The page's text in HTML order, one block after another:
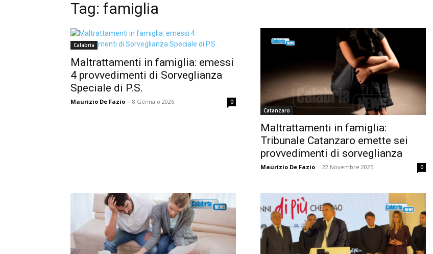
Tag: famiglia
Calabria
Maltrattamenti in famiglia: emessi
4 provvedimenti di Sorveglianza
Speciale di P.S.
Maurizio De Fazio - 8 Gennaio 2026
0
Catanzaro
Maltrattamenti in famiglia:
Tribunale Catanzaro emette sei
provvedimenti di sorveglianza
Maurizio De Fazio - 22 Novembre 2025 0